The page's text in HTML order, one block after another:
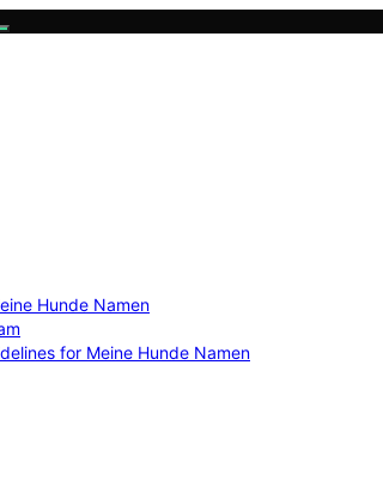
Hunde Namen
for Meine Hunde Namen